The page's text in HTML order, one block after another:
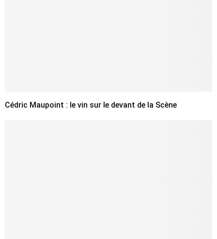
Cédric Maupoint : le vin sur le devant de la Scène